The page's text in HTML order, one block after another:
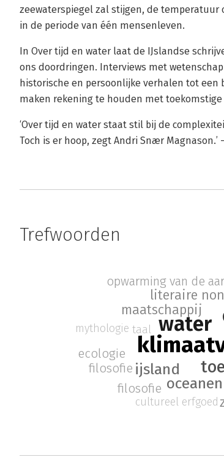
zeewaterspiegel zal stijgen, de temperatuur
in de periode van één mensenleven.
In Over tijd en water laat de IJslandse
ons doordringen. Interviews met
historische en persoonlijke verhalen tot een
maken rekening te houden met toekomstige
‘Over tijd en water staat stil bij de
Toch is er hoop, zegt Andri Snær Magnason.’
Trefwoorden
water
oceanen
ijsland
maatschappij
literaire
opwarming van de
cultureel erfgoed
filosofie
mythologie taal
ecologie
filosofie